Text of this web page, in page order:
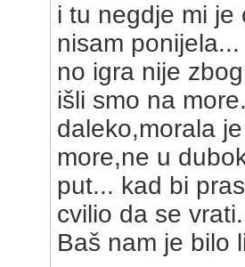
i tu negdje mi je
nisam ponijela...
no igra nije
išli smo na
daleko,morala
more,ne u
put... kad bi
cvilio da se
Baš nam je bilo